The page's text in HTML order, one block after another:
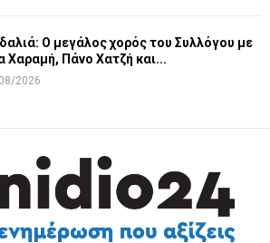
Ο μεγάλος χορός του Συλλόγου με
Χαραμή, Πάνο Χατζή και...
2026